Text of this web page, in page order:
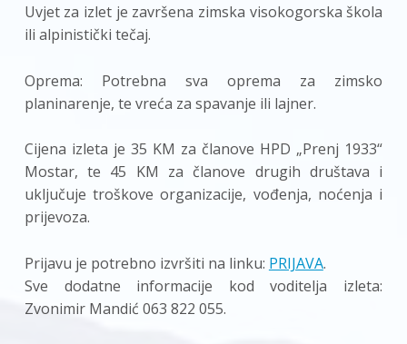
Uvjet za izlet je završena zimska visokogorska škola
ili alpinistički tečaj.
Oprema: Potrebna sva oprema za zimsko
planinarenje, te vreća za spavanje ili lajner.
Cijena izleta je 35 KM za članove HPD „Prenj 1933“
Mostar, te 45 KM za članove drugih društava i
uključuje troškove organizacije, vođenja, noćenja i
prijevoza.
Prijavu je potrebno izvršiti na linku: PRIJAVA.
Sve dodatne informacije kod voditelja izleta:
Zvonimir Mandić 063 822 055.